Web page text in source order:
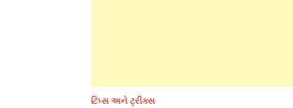
ટિપ્સ અને ટ્રીક્સ